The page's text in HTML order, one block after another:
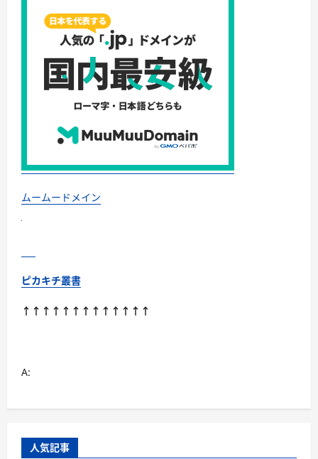
ムームードメイン
ピカキチ叢書
↑↑↑↑↑↑↑↑↑↑↑↑↑
A:
人気記事